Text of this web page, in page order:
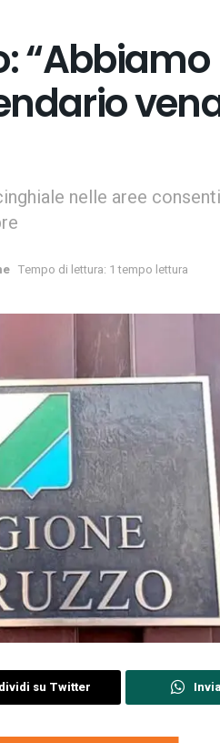
“Abbiamo
nelle aree
Tempo di lettura: 1 tempo lettura
su Twitter